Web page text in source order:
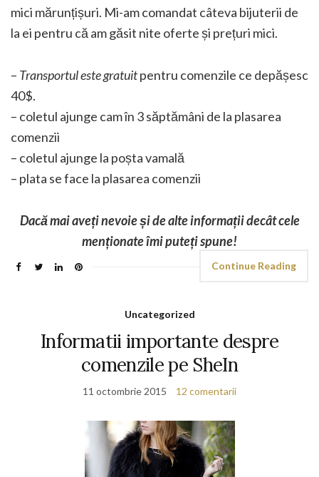
mici mărunțișuri. Mi-am comandat câteva bijuterii de
la ei pentru că am găsit nite oferte și prețuri mici.
– Transportul este gratuitpentru comenzile ce depășesc
40$.
– coletul ajunge cam în 3 săptămâni de la plasarea
comenzii
– coletul ajunge la poșta vamală
– plata se face la plasarea comenzii
Dacă mai aveți nevoie și de alte informații decât cele
menționate îmi puteți spune!
Continue Reading
Uncategorized
Informatii importante despre
comenzile pe SheIn
11 octombrie 2015 12 comentarii